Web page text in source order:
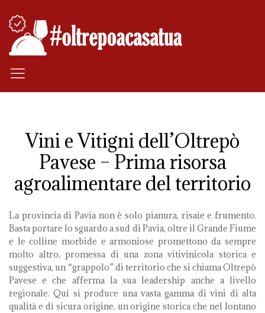
Vini e Vitigni dell’Oltrepò
Pavese – Prima risorsa
agroalimentare del territorio
La provincia di Pavia non è solo pianura, risaie e frumento.
Basta portare lo sguardo a sud di Pavia, oltre il Grande Fiume
e le colline morbide e armoniose promettono da sempre
molto altro, promessa di una zona vitivinicola storica e
suggestiva, un “grappolo” di territorio che si chiama Oltrepò
Pavese e che afferma la sua leadership anche a livello
regionale. Qui si produce una vasta gamma di vini di alta
qualità e di sicura origine, un origine storica che nel lontano